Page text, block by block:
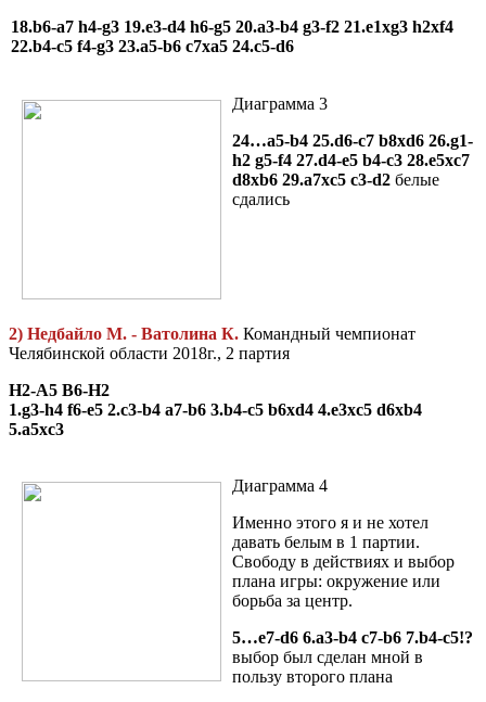
18.b6-a7 h4-g3 19.e3-d4 h6-g5 20.a3-b4 g3-f2 21.e1xg3 h2xf4
22.b4-c5 f4-g3 23.a5-b6 c7xa5 24.c5-d6
Диаграмма 3
24…a5-b4 25.d6-c7 b8xd6 26.g1-
h2 g5-f4 27.d4-e5 b4-c3 28.e5xc7
d8xb6 29.a7xc5 c3-d2 белые
сдались
2) Недбайло М. - Ватолина К. Командный чемпионат
Челябинской области 2018г., 2 партия
H2-A5 B6-H2
1.g3-h4 f6-e5 2.c3-b4 a7-b6 3.b4-c5 b6xd4 4.e3xc5 d6xb4
5.a5xc3
Диаграмма 4
Именно этого я и не хотел
давать белым в 1 партии.
Свободу в действиях и выбор
плана игры: окружение или
борьба за центр.
5…e7-d6 6.a3-b4 c7-b6 7.b4-c5!?
выбор был сделан мной в
пользу второго плана